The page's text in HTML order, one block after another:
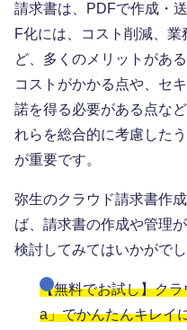
請求書は、PDFで作成・
F化には、コスト削減、
ど、多くのメリットがあ
コストがかかる点や、セ
諾を得る必要がある点な
れらを総合的に考慮した
が重要です。
弥生のクラウド請求書作成
ば、請求書の作成や管理
検討してみてはいかがでし
【無料でお試し】ク
a」でかんたんキレイ